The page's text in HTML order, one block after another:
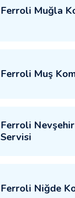
Ferroli Muğla
Ferroli Muş
Ferroli
Servisi
Ferroli Niğde